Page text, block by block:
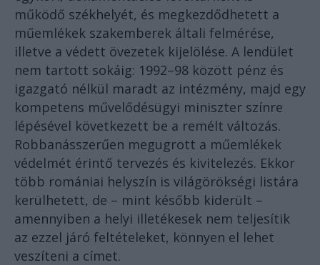
működő székhelyét, és megkezdődhetett a
műemlékek szakemberek általi felmérése,
illetve a védett övezetek kijelölése. A lendület
nem tartott sokáig: 1992–98 között pénz és
igazgató nélkül maradt az intézmény, majd egy
kompetens művelődésügyi miniszter színre
lépésével következett be a remélt változás.
Robbanásszerűen megugrott a műemlékek
védelmét érintő tervezés és kivitelezés. Ekkor
több romániai helyszín is világörökségi listára
kerülhetett, de – mint később kiderült –
amennyiben a helyi illetékesek nem teljesítik
az ezzel járó feltételeket, könnyen el lehet
veszíteni a címet.